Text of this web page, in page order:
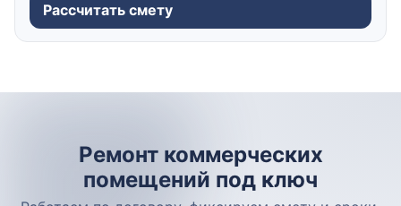
Рассчитать смету
Ремонт коммерческих
помещений под ключ